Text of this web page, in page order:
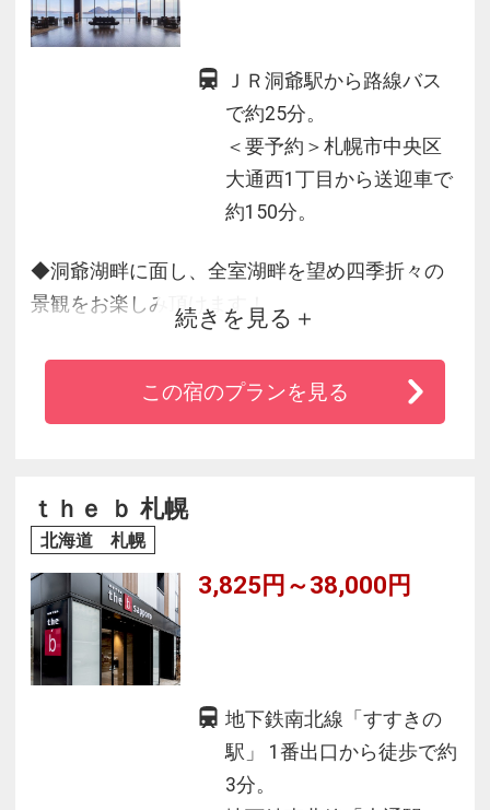
ＪＲ洞爺駅から路線バス
で約25分。
＜要予約＞札幌市中央区
大通西1丁目から送迎車で
約150分。
◆洞爺湖畔に面し、全室湖畔を望め四季折々の
景観をお楽しみ頂けます！
◆珍しい“立ち湯”の露天風呂から眺める洞爺湖の
景色はまさに“絶景”
◆2021.7/1～より全室禁煙
※浴衣は客室内にご用意ございません。ロビー
よりお持ちください
続きを見る
この宿のプランを見る
ｔｈｅ ｂ 札幌
北海道 札幌
3,825円～38,000円
地下鉄南北線「すすきの
駅」 1番出口から徒歩で約
3分。